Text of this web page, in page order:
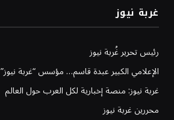
غربة نيوز
رئيس تحرير غُربة نيوز
الإعلامي الكبير عبدة قاسم… مؤسس “غربة نيوز”
غربة نيوز: منصة إخبارية لكل العرب حول العالم
محررين غربة نيوز